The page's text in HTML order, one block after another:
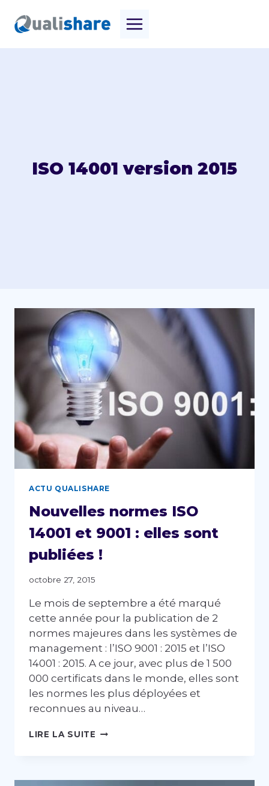
contenu
ISO 14001 version 2015
ACTU QUALISHARE
Nouvelles normes ISO
14001 et 9001 : elles sont
publiées !
octobre 27, 2015
Le mois de septembre a été marqué
cette année pour la publication de 2
normes majeures dans les systèmes de
management : l’ISO 9001 : 2015 et l’ISO
14001 : 2015. A ce jour, avec plus de 1 500
000 certificats dans le monde, elles sont
les normes les plus déployées et
reconnues au niveau…
LIRE LA SUITE NOUVELLES
ET